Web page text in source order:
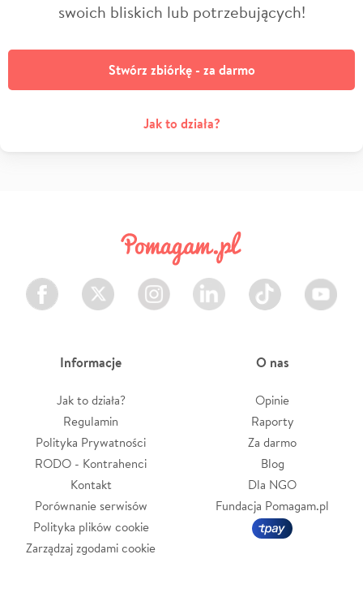
swoich bliskich lub potrzebujących!
Stwórz zbiórkę - za darmo
Jak to działa?
Facebook Twitter Instagram LinkedIn TikTok Youtube
Informacje
Jak to działa?
Regulamin
Polityka Prywatności
RODO - Kontrahenci
Kontakt
Porównanie serwisów
Polityka plików cookie
Zarządzaj zgodami cookie
O nas
Opinie
Raporty
Za darmo
Blog
Dla NGO
Fundacja Pomagam.pl